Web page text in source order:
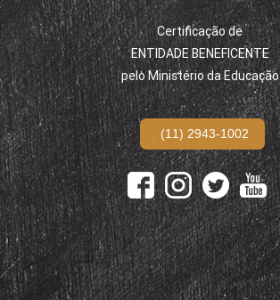
Certificação de
ENTIDADE BENEFICENTE
pelo Ministério da Educação
(11) 2943-1002